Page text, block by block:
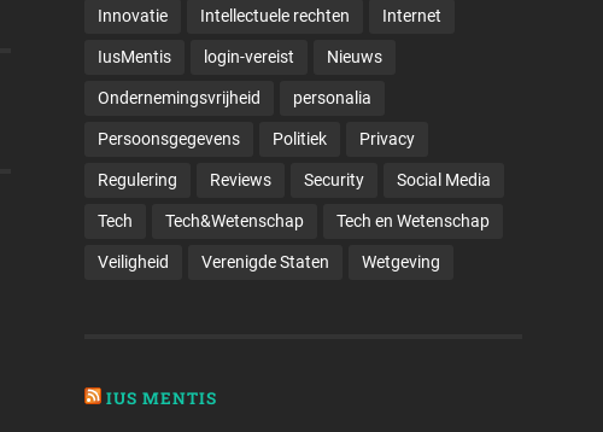
Innovatie Intellectuele rechten Internet
IusMentis login-vereist Nieuws
Ondernemingsvrijheid personalia
Persoonsgegevens Politiek Privacy
Regulering Reviews Security Social Media
Tech Tech&Wetenschap Tech en Wetenschap
Veiligheid Verenigde Staten Wetgeving
IUS MENTIS